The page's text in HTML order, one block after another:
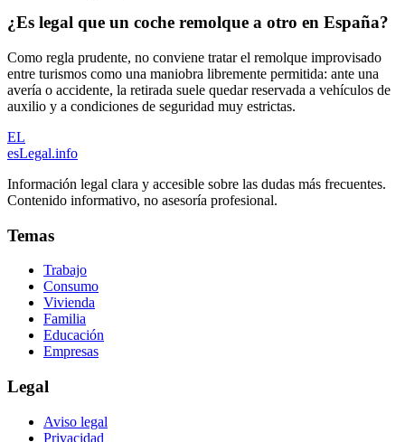
¿Es legal que un coche remolque a otro en España?
Como regla prudente, no conviene tratar el remolque improvisado
entre turismos como una maniobra libremente permitida: ante una
avería o accidente, la retirada suele quedar reservada a vehículos de
auxilio y a condiciones de seguridad muy estrictas.
EL
esLegal.info
Información legal clara y accesible sobre las dudas más frecuentes.
Contenido informativo, no asesoría profesional.
Temas
Trabajo
Consumo
Vivienda
Familia
Educación
Empresas
Legal
Aviso legal
Privacidad